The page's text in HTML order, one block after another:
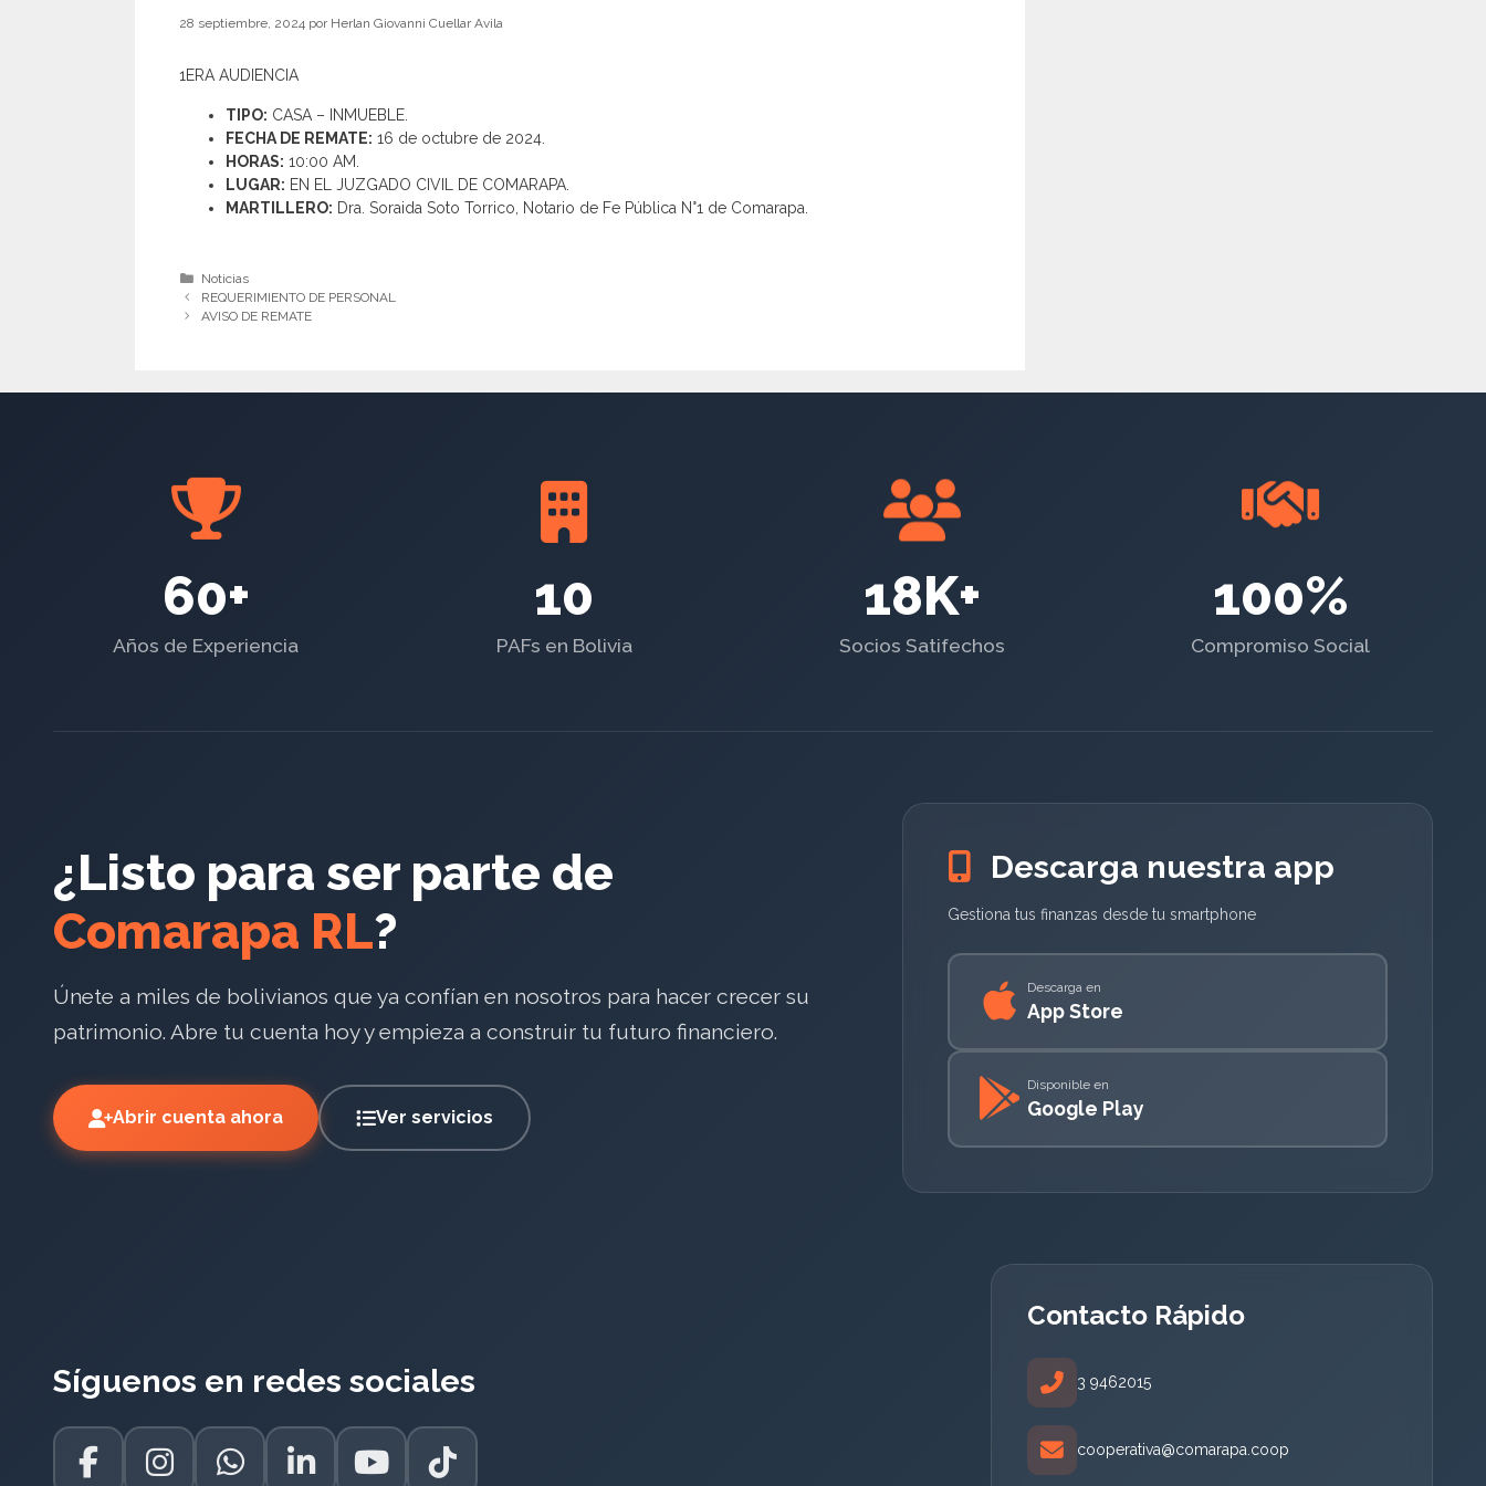
28 septiembre, 2024 por Herlan Giovanni Cuellar Avila
1ERA AUDIENCIA
TIPO: CASA – INMUEBLE.
FECHA DE REMATE: 16 de octubre de 2024.
HORAS: 10:00 AM.
LUGAR: EN EL JUZGADO CIVIL DE COMARAPA.
MARTILLERO: Dra. Soraida Soto Torrico, Notario de Fe Pública N°1 de Comarapa.
Categorías
Noticias
REQUERIMIENTO DE PERSONAL
AVISO DE REMATE
60+
Años de Experiencia
10
PAFs en Bolivia
18K+
Socios Satifechos
100%
Compromiso Social
¿Listo para ser parte de
Comarapa RL?
Únete a miles de bolivianos que ya confían en nosotros para hacer crecer su
patrimonio. Abre tu cuenta hoy y empieza a construir tu futuro financiero.
Abrir cuenta ahora Ver servicios
Descarga nuestra app
Gestiona tus finanzas desde tu smartphone
Descarga en
App Store
Disponible en
Google Play
Síguenos en redes sociales
Contacto Rápido
3 9462015
cooperativa@comarapa.coop